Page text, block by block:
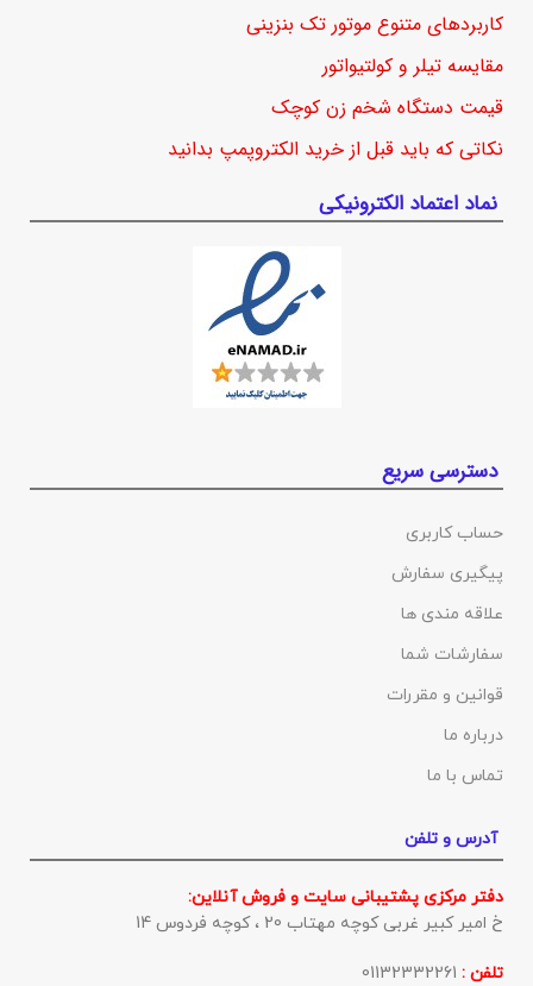
کاربردهای متنوع موتور تک بنزینی
مقایسه تیلر و کولتیواتور
قیمت دستگاه شخم زن کوچک
نکاتی که باید قبل از خرید الکتروپمپ بدانید
نماد اعتماد الکترونیکی
دسترسی سریع
حساب کاربری
پیگیری سفارش
علاقه مندی ها
سفارشات شما
قوانین و مقررات
درباره ما
تماس با ما
آدرس و تلفن
دفتر مرکزی پشتیبانی سایت و فروش آنلاین:
خ امیر کبیر غربی کوچه مهتاب 20 ، کوچه فردوس 14
تلفن :